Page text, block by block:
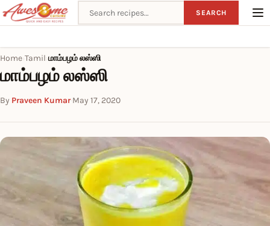
Search recipes SEARCH
Home Tamil மாம்பழம் லஸ்ஸி
மாம்பழம் லஸ்ஸி
By Praveen Kumar·May 17, 2020